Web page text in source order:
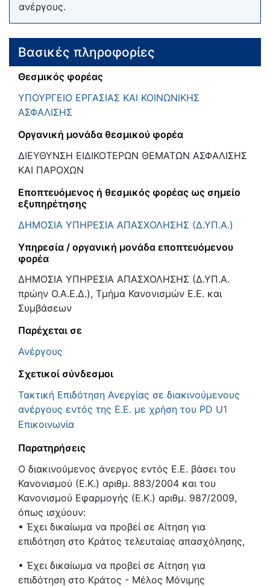
ανέργους.
Βασικές πληροφορίες
Θεσμικός φορέας
ΥΠΟΥΡΓΕΙΟ ΕΡΓΑΣΙΑΣ ΚΑΙ ΚΟΙΝΩΝΙΚΗΣ
ΑΣΦΑΛΙΣΗΣ
Οργανική μονάδα θεσμικού φορέα
ΔΙΕΥΘΥΝΣΗ ΕΙΔΙΚΟΤΕΡΩΝ ΘΕΜΑΤΩΝ ΑΣΦΑΛΙΣΗΣ
ΚΑΙ ΠΑΡΟΧΩΝ
Εποπτευόμενος ή θεσμικός φορέας ως σημείο
εξυπηρέτησης
ΔΗΜΟΣΙΑ ΥΠΗΡΕΣΙΑ ΑΠΑΣΧΟΛΗΣΗΣ (Δ.ΥΠ.Α.)
Υπηρεσία / οργανική μονάδα εποπτευόμενου
φορέα
ΔΗΜΟΣΙΑ ΥΠΗΡΕΣΙΑ ΑΠΑΣΧΟΛΗΣΗΣ (Δ.ΥΠ.Α.
πρώην Ο.Α.Ε.Δ.), Τμήμα Κανονισμών Ε.Ε. και
Συμβάσεων
Παρέχεται σε
Ανέργους
Σχετικοί σύνδεσμοι
Τακτική Επιδότηση Ανεργίας σε διακινούμενους
ανέργους εντός της Ε.Ε. με χρήση του PD U1
Επικοινωνία
Παρατηρήσεις
Ο διακινούμενος άνεργος εντός Ε.Ε. βάσει του
Κανονισμού (Ε.Κ.) αριθμ. 883/2004 και του
Κανονισμού Εφαρμογής (Ε.Κ.) αριθμ. 987/2009,
όπως ισχύουν:
• Έχει δικαίωμα να προβεί σε Αίτηση για
επιδότηση στο Κράτος τελευταίας απασχόλησης,
• Έχει δικαίωμα να προβεί σε Αίτηση για
επιδότηση στο Κράτος - Μέλος Μόνιμης